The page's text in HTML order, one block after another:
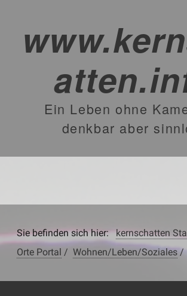
Ein Leben ohne
denkbar aber
Sie befinden sich hier: kernschatten
Orte Portal / Wohnen/Leben/Soziales /